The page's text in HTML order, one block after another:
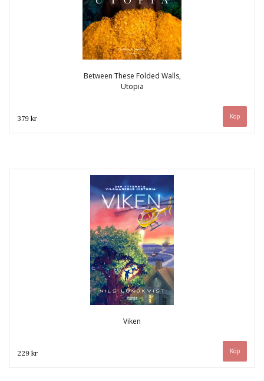
Between These Folded Walls,
Utopia
379 kr
Viken
229 kr